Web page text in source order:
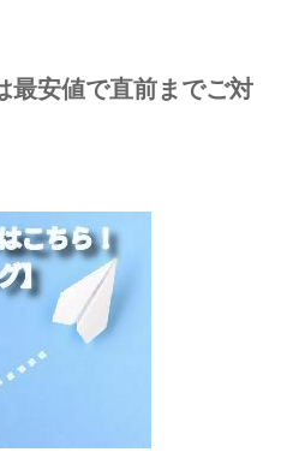
最安値で直前までご対